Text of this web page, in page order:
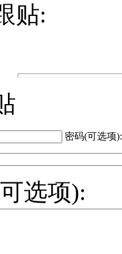
贴:
密码(可选项):
选项):